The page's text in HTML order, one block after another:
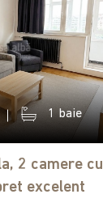
1 baie
2 camere cu
excelent